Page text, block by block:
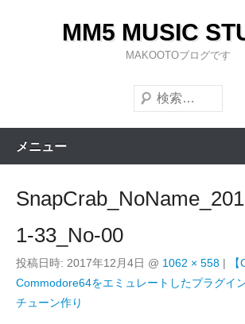
キ
MM5 MUSIC
MAKOOTOブログです
検
索
メニュー
1-33_No-00
投稿日時: 2017年12月4日 @ 1062 × 558 |
Commodore64をエミュレートしたプラグイ
チューン作り